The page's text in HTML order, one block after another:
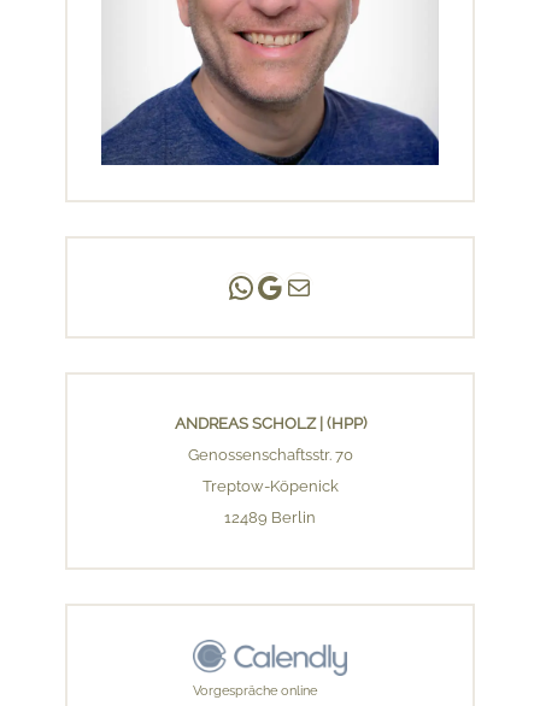
Andreas Scholz | (HPP)
Praxis Adlershof
E-Mail an mich ...
ANDREAS SCHOLZ | (HPP)
Genossenschaftsstr. 70
Treptow-Köpenick
12489 Berlin
Vorgespräche online